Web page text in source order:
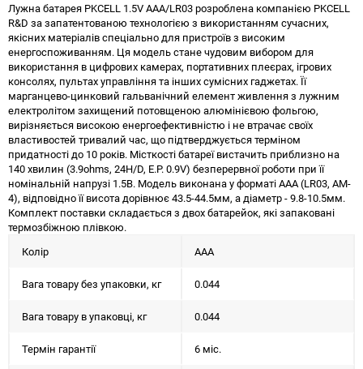
Лужна батарея PKCELL 1.5V AAA/LR03 розроблена компанією PKCELL
R&D за запатентованою технологією з використанням сучасних,
якісних матеріалів спеціально для пристроїв з високим
енергоспоживанням. Ця модель стане чудовим вибором для
використання в цифрових камерах, портативних плеєрах, ігрових
консолях, пультах управління та інших сумісних гаджетах. Її
марганцево-цинковий гальванічний елемент живлення з лужним
електролітом захищений потовщеною алюмінієвою фольгою,
вирізняється високою енергоефективністю і не втрачає своїх
властивостей тривалий час, що підтверджується терміном
придатності до 10 років. Місткості батареї вистачить приблизно на
140 хвилин (3.9ohms, 24H/D, E.P. 0.9V) безперервної роботи при її
номінальній напрузі 1.5В. Модель виконана у форматі ААА (LR03, AM-
4), відповідно її висота дорівнює 43.5-44.5мм, а діаметр - 9.8-10.5мм.
Комплект поставки складається з двох батарейок, які запаковані
термозбіжною плівкою.
Колір
ААА
Вага товару без упаковки, кг 0.044
Вага товару в упаковці, кг 0.044
Термін гарантії 6 міс.